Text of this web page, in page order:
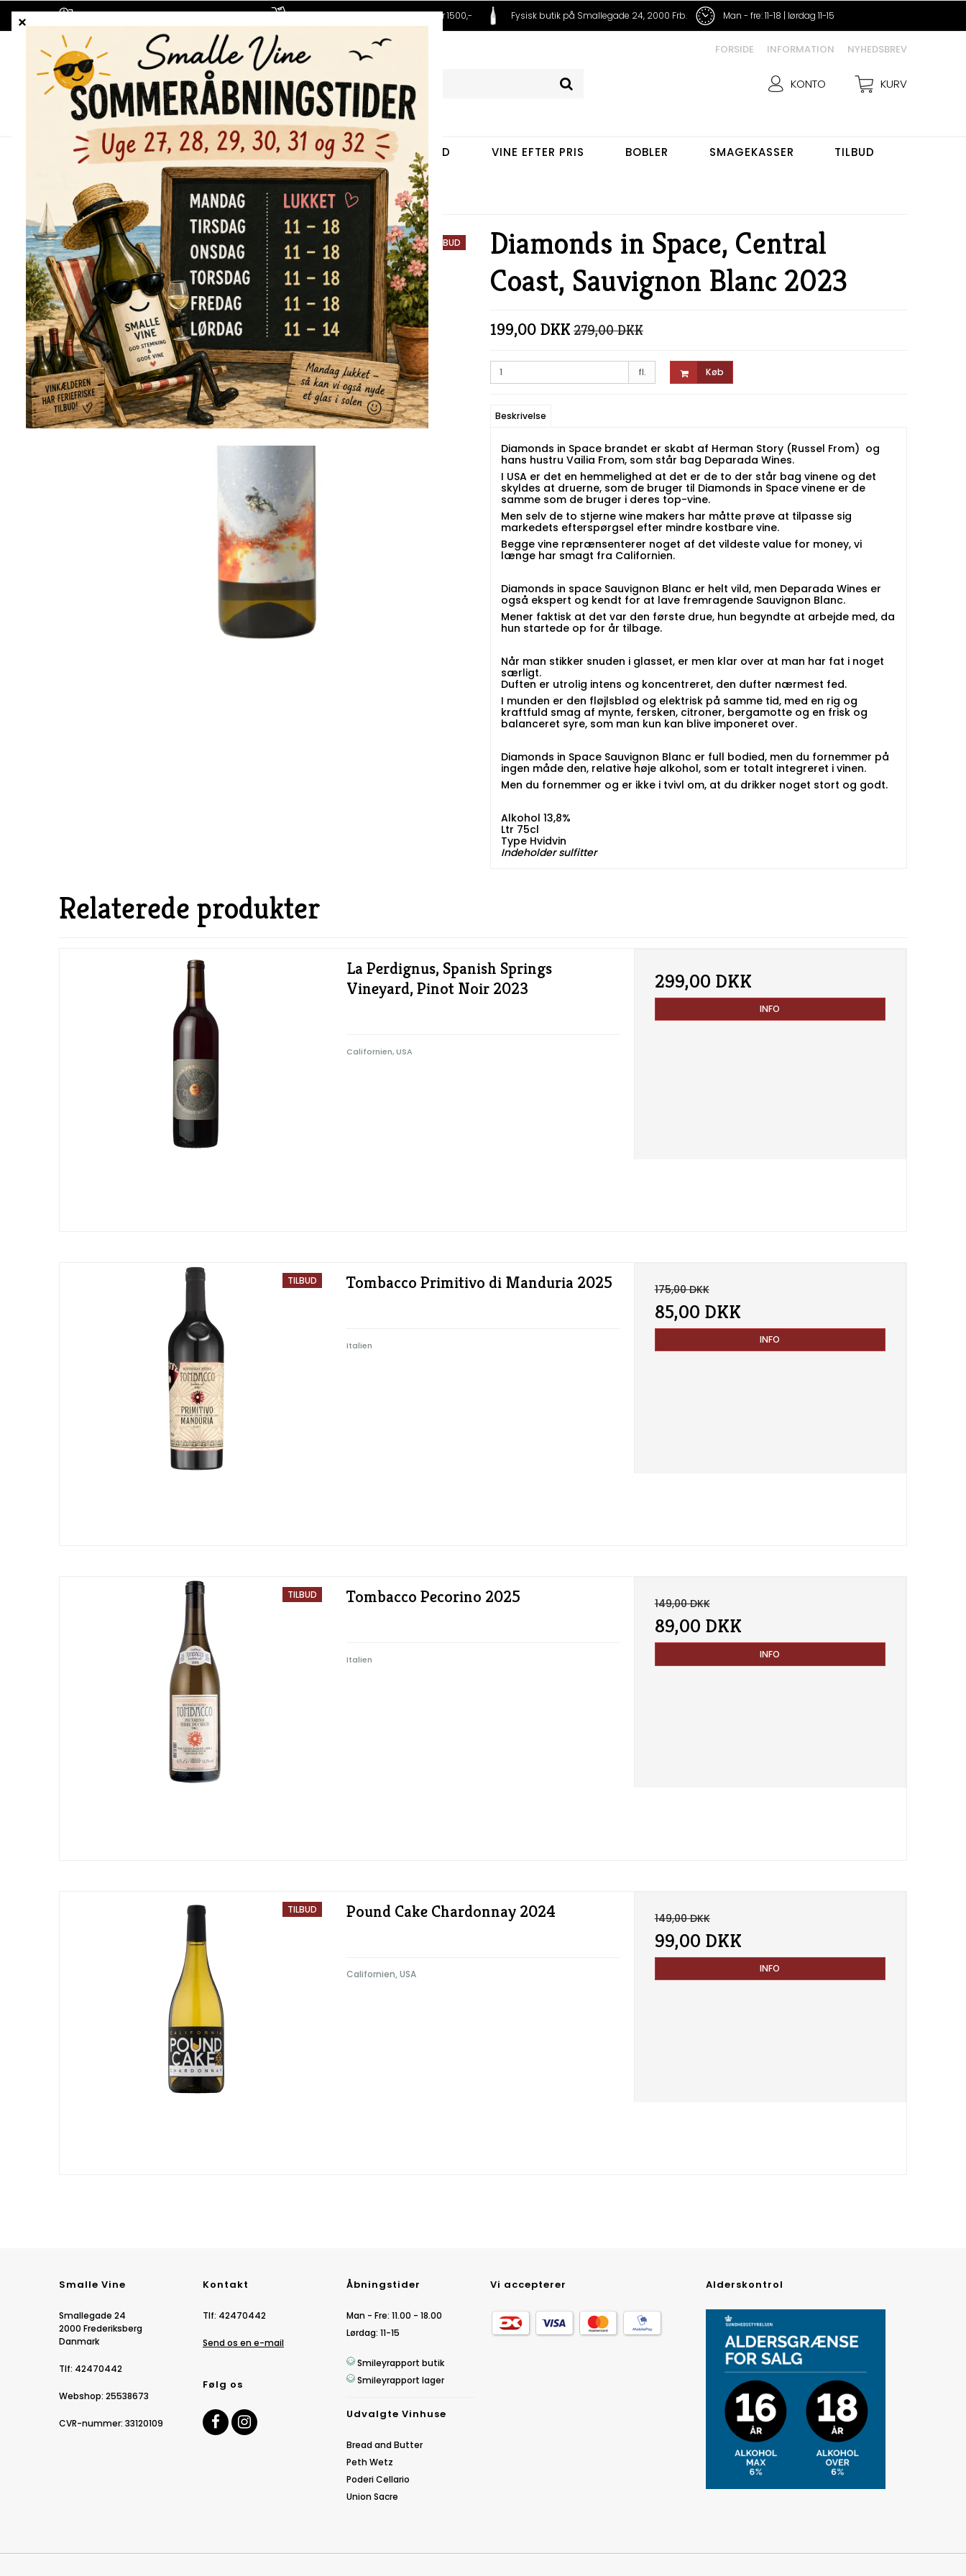
1-5 hverdages leveringstid Fragt fra 99,- Fri fragt ved køb over 1500,- Fysisk butik på Smallegade 24, 2000 Frb. Man - fre: 11-18 | lørdag 11-15
KONTO KURV
FORSIDE INFORMATION NYHEDSBREV
ALLE VINE HVIDVINE RØDVINE VINE EFTER LAND VINE EFTER PRIS BOBLER SMAGEKASSER TILBUD
Forside / Shop Alle vine Diamonds in Space, Central Coast, Sauvignon Blanc 2023
TILBUD
Diamonds in Space, Central
Coast, Sauvignon Blanc 2023
199,00 DKK 279,00 DKK
fl. Køb
Beskrivelse
Diamonds in Space brandet er skabt af Herman Story (Russel From) og
hans hustru Vailia From, som står bag Deparada Wines.
I USA er det en hemmelighed at det er de to der står bag vinene og det
skyldes at druerne, som de bruger til Diamonds in Space vinene er de
samme som de bruger i deres top-vine.
Men selv de to stjerne wine makers har måtte prøve at tilpasse sig
markedets efterspørgsel efter mindre kostbare vine.
Begge vine reprænsenterer noget af det vildeste value for money, vi
længe har smagt fra Californien.
Diamonds in space Sauvignon Blanc er helt vild, men Deparada Wines er
også ekspert og kendt for at lave fremragende Sauvignon Blanc.
Mener faktisk at det var den første drue, hun begyndte at arbejde med, da
hun startede op for år tilbage.
Når man stikker snuden i glasset, er men klar over at man har fat i noget
særligt.
Duften er utrolig intens og koncentreret, den dufter nærmest fed.
I munden er den fløjlsblød og elektrisk på samme tid, med en rig og
kraftfuld smag af mynte, fersken, citroner, bergamotte og en frisk og
balanceret syre, som man kun kan blive imponeret over.
Diamonds in Space Sauvignon Blanc er full bodied, men du fornemmer på
ingen måde den, relative høje alkohol, som er totalt integreret i vinen.
Men du fornemmer og er ikke i tvivl om, at du drikker noget stort og godt.
Alkohol 13,8%
Ltr 75cl
Type Hvidvin
​​​​​​​Indeholder sulfitter
Relaterede produkter
La Perdignus, Spanish Springs
Vineyard, Pinot Noir 2023
Californien, USA
299,00 DKK
INFO
TILBUD Tombacco Primitivo di Manduria 2025
Italien
175,00 DKK
85,00 DKK
INFO
TILBUD Tombacco Pecorino 2025
Italien
149,00 DKK
89,00 DKK
INFO
TILBUD Pound Cake Chardonnay 2024
Californien, USA
149,00 DKK
99,00 DKK
INFO
Smalle Vine
Smallegade 24
2000 Frederiksberg
Danmark
Tlf: 42470442
Webshop: 25538673
CVR-nummer: 33120109
Kontakt
Tlf: 42470442
Send os en e-mail
Følg os
Åbningstider
Man - Fre: 11.00 - 18.00
Lørdag: 11-15
Smileyrapport butik
Smileyrapport lager
Udvalgte Vinhuse
Bread and Butter
Peth Wetz
Poderi Cellario
Union Sacre
Vi accepterer Alderskontrol